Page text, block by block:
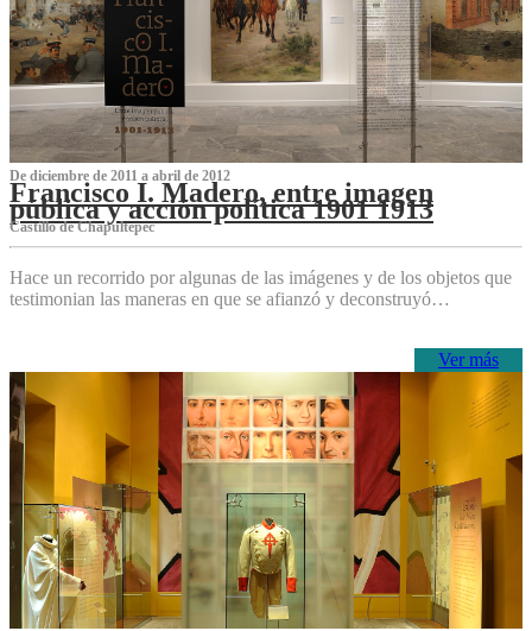
De diciembre de 2011 a abril de 2012
Francisco I. Madero, entre imagen
pública y acción política 1901 1913
Castillo de Chapultepec
Hace un recorrido por algunas de las imágenes y de los objetos que
testimonian las maneras en que se afianzó y deconstruyó…
Ver más